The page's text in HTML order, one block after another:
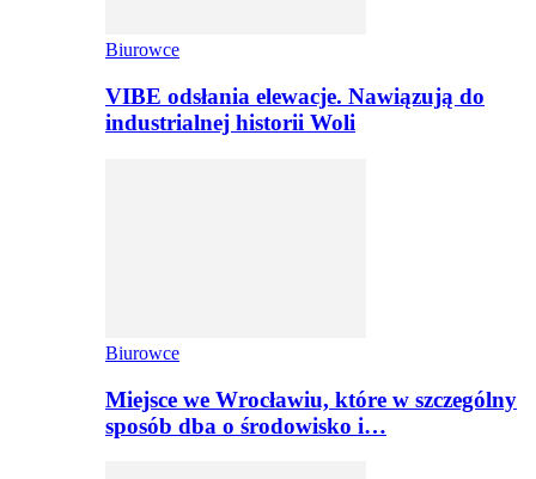
Biurowce
VIBE odsłania elewacje. Nawiązują do
industrialnej historii Woli
Biurowce
Miejsce we Wrocławiu, które w szczególny
sposób dba o środowisko i…